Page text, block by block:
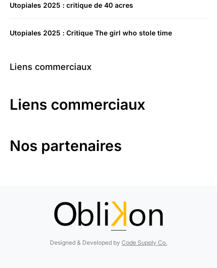
Utopiales 2025 : critique de 40 acres
Utopiales 2025 : Critique The girl who stole time
Liens commerciaux
Liens commerciaux
Nos partenaires
Designed & Developed by Code Supply Co.